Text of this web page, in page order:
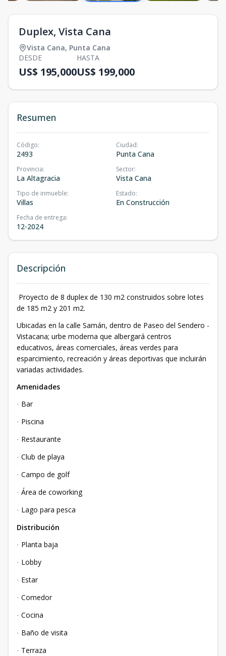
Duplex, Vista Cana
Vista Cana, Punta Cana
DESDE
US$ 195,000
HASTA
US$ 199,000
Resumen
Código:
2493
Ciudad:
Punta Cana
Provincia:
La Altagracia
Sector:
Vista Cana
Tipo de inmueble:
Villas
Estado:
En Construcción
Fecha de entrega:
12-2024
Descripción
Proyecto de 8 duplex de 130 m2 construidos sobre lotes
de 185 m2 y 201 m2.
Ubicadas en la calle Samán, dentro de Paseo del Sendero -
Vistacana; urbe moderna que albergará centros
educativos, áreas comerciales, áreas verdes para
esparcimiento, recreación y áreas deportivas que incluirán
variadas actividades.
Amenidades
· Bar
· Piscina
· Restaurante
· Club de playa
· Campo de golf
· Área de coworking
· Lago para pesca
Distribución
· Planta baja
· Lobby
· Estar
· Comedor
· Cocina
· Baño de visita
· Terraza